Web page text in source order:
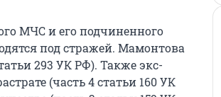
МЧС и его подчиненного
под стражей. Мамонтова
293 УК РФ). Также экс-
(часть 4 статьи 160 УК